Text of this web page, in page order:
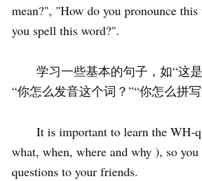
mean?", "How do you pronounce
you spell this word?".
学习一些基本的句子，如“这是
“你怎么发音这个词？”“你怎么拼
It is important to learn the WH-
what, when, where and why ), so
questions to your friends.